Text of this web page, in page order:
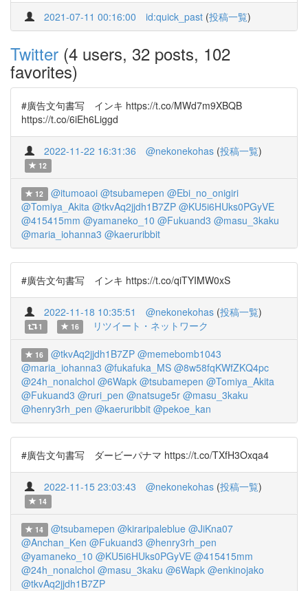
2021-07-11 00:16:00 id:quick_past (投稿一覧)
Twitter (4 users, 32 posts, 102
favorites)
#廣告文句書写 インキ https://t.co/MWd7m9XBQB
https://t.co/6iEh6Liggd
2022-11-22 16:31:36 @nekonekohas (投稿一覧)
12
12 @itumoaoi @tsubamepen @Ebi_no_onigiri
@Tomiya_Akita @tkvAq2jjdh1B7ZP @KU5i6HUks0PGyVE
@415415mm @yamaneko_10 @Fukuand3 @masu_3kaku
@maria_iohanna3 @kaeruribbit
#廣告文句書写 インキ https://t.co/qiTYIMW0xS
2022-11-18 10:35:51 @nekonekohas (投稿一覧)
1 16 リツイート・ネットワーク
16 @tkvAq2jjdh1B7ZP @memebomb1043
@maria_iohanna3 @fukafuka_MS @8w58fqKWfZKQ4pc
@24h_nonalchol @6Wapk @tsubamepen @Tomiya_Akita
@Fukuand3 @ruri_pen @natsuge5r @masu_3kaku
@henry3rh_pen @kaeruribbit @pekoe_kan
#廣告文句書写 ダービーパナマ https://t.co/TXfH3Oxqa4
2022-11-15 23:03:43 @nekonekohas (投稿一覧)
14
14 @tsubamepen @kiraripaleblue @JiKna07
@Anchan_Ken @Fukuand3 @henry3rh_pen
@yamaneko_10 @KU5i6HUks0PGyVE @415415mm
@24h_nonalchol @masu_3kaku @6Wapk @enkinojako
@tkvAq2jjdh1B7ZP